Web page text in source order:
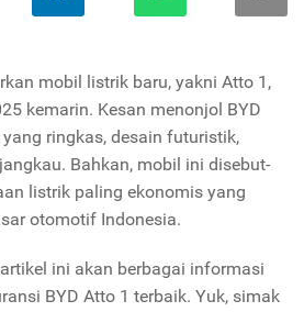
mobil listrik baru, yakni Atto 1,
kemarin. Kesan menonjol BYD
ringkas, desain futuristik,
Bahkan, mobil ini disebut-
listrik paling ekonomis yang
otomotif Indonesia.
ini akan berbagai informasi
BYD Atto 1 terbaik. Yuk, simak